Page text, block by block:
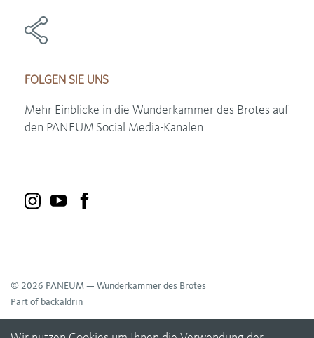
FOLGEN SIE UNS
Mehr Einblicke in die Wunderkammer des Brotes auf
den PANEUM Social Media-Kanälen
© 2026 PANEUM — Wunderkammer des Brotes
Part of backaldrin